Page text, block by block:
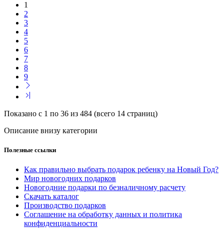
1
2
3
4
5
6
7
8
9
Показано с 1 по 36 из 484 (всего 14 страниц)
Описание внизу категории
Полезные ссылки
Как правильно выбрать подарок ребенку на Новый Год?
Мир новогодних подарков
Новогодние подарки по безналичному расчету
Скачать каталог
Производство подарков
Соглашение на обработку данных и политика
конфиденциальности